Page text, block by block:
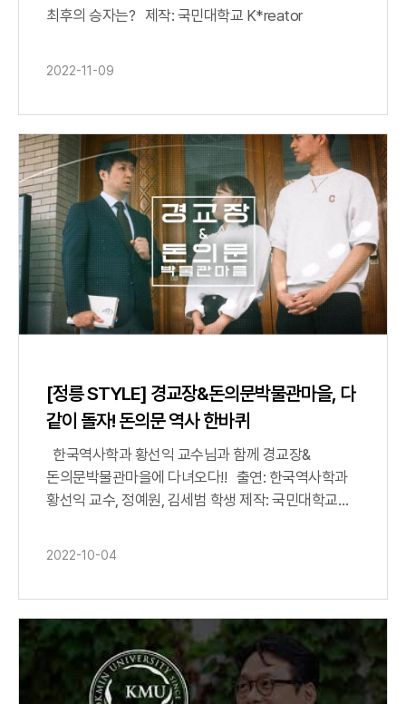
국민대게임
최후의 승자는? 제작: 국민대학교 K*reator
2022-11-09
[정릉 STYLE] 경교장&돈의문박물관마을, 다
같이 돌자! 돈의문 역사 한바퀴
돈의문박물관마을에 다녀오다!! 출연: 한국역사학과
황선익 교수, 정예원, 김세범 학생 제작: 국민대학교
2022-10-04